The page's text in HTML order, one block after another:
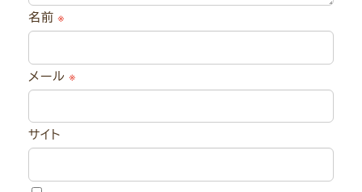
名前※
メール※
サイト